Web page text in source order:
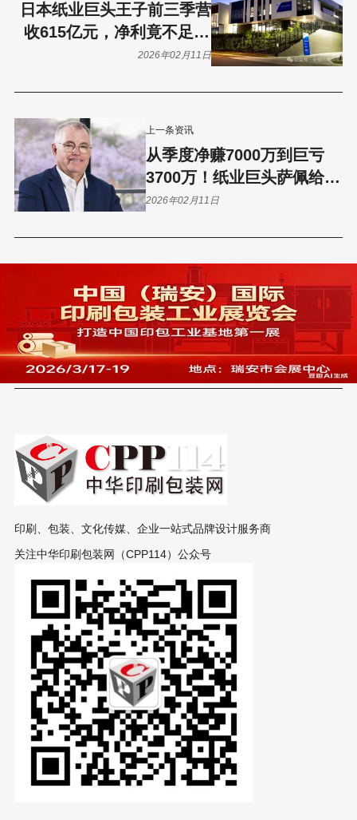
上一条资讯
从季度净赚7000万到巨亏
3700万！纸业巨头萨佩给中
国工厂敲响警钟！
2026年02月11日
日本纸业巨头王子前三季营
收615亿元，净利竟不足14
亿元！
2026年02月11日
印刷、包装、文化传媒、企业一站式品牌设计服务商
关注中华印刷包装网（CPP114）公众号